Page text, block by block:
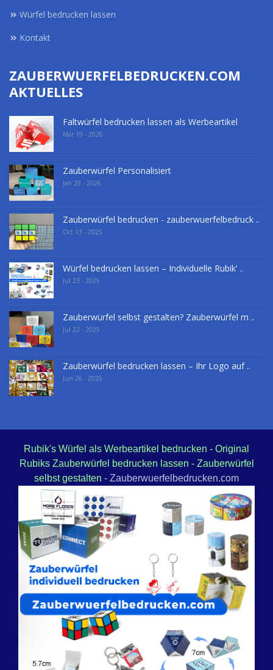
Würfel bedrucken lassen
Kontakt
ZAUBERWUERFELBEDRUCKEN.COM
AKTUELLES
Faltwürfel bedrucken lassen als Werbeartikel
Mar 19 - 2026
Zauberwürfel Personalisiert
Jan 29 - 2026
Zauberwürfel bedrucken - zauberwuerfelbedruck ..
Oct 13 - 2025
Würfel bedrucken lassen – Individuelle Rubik’ ..
Jul 23 - 2025
Zauberwürfel selbst gestalten? Zauberwürfel m ..
Jul 22 - 2025
Zauberwürfel bedrucken lassen – Ihr Logo auf ..
Jun 26 - 2025
Rubik's Würfel als Werbeartikel bedrucken - Original
Rubiks Zauberwürfel bedrucken lassen - Zauberwürfel
selbst gestalten - Zauberwuerfelbedrucken.com